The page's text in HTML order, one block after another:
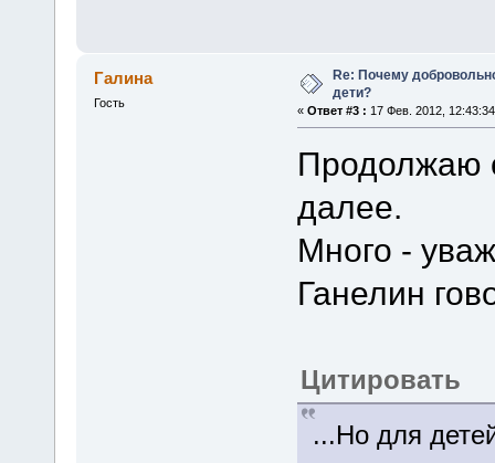
Галина
Гость
Re: Почему
дети?
« Ответ #3 : 17 Фев. 2012,
Продолжаю
далее.
Много -
Ганелин
Цитировать
...Но для